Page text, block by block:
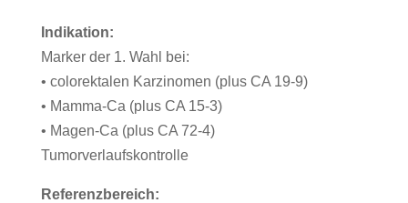
Indikation:
Marker der 1. Wahl bei:
• colorektalen Karzinomen (plus CA 19-9)
• Mamma-Ca (plus CA 15-3)
• Magen-Ca (plus CA 72-4)
Tumorverlaufskontrolle
Referenzbereich: